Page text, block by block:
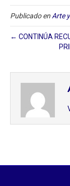
Publicado en Arte
← CONTINÚA